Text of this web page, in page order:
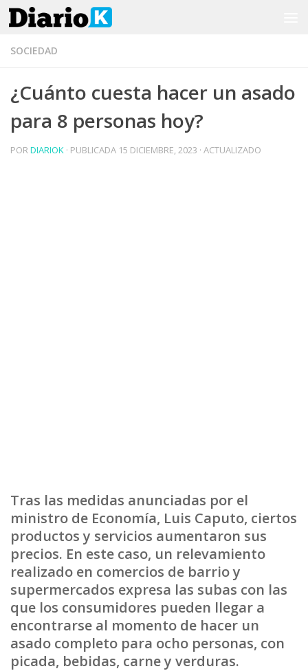
Saltar al contenido
SOCIEDAD
¿Cuánto cuesta hacer un asado
para 8 personas hoy?
PORDIARIOK · PUBLICADA 15 DICIEMBRE, 2023 · ACTUALIZADO
Tras las medidas anunciadas por el
ministro de Economía, Luis Caputo, ciertos
productos y servicios aumentaron sus
precios. En este caso, un relevamiento
realizado en comercios de barrio y
supermercados expresa las subas con las
que los consumidores pueden llegar a
encontrarse al momento de hacer un
asado completo para ocho personas, con
picada, bebidas, carne y verduras.